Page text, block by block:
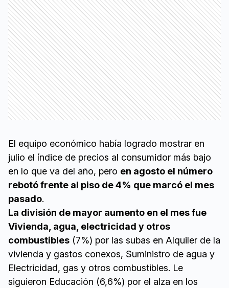
El equipo económico había logrado mostrar en
julio el índice de precios al consumidor más bajo
en lo que va del año, pero en agosto el número
rebotó frente al piso de 4% que marcó el mes
pasado.
La división de mayor aumento en el mes fue
Vivienda, agua, electricidad y otros
combustibles (7%) por las subas en Alquiler de la
vivienda y gastos conexos, Suministro de agua y
Electricidad, gas y otros combustibles. Le
siguieron Educación (6,6%) por el alza en los